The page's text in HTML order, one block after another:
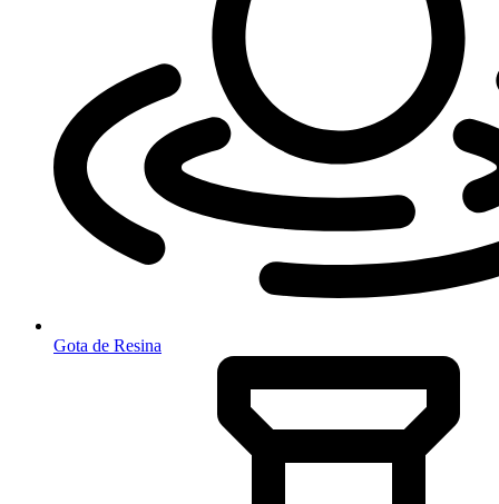
Gota de Resina